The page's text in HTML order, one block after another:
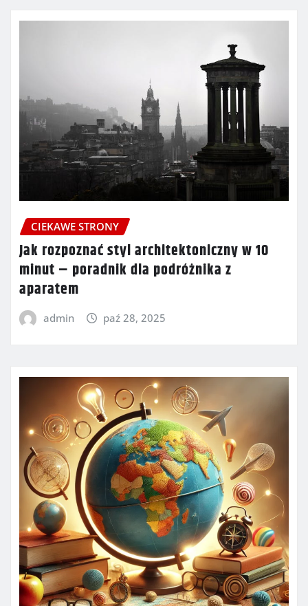
CIEKAWE STRONY
Jak rozpoznać styl architektoniczny w 10
minut – poradnik dla podróżnika z
aparatem
admin paź 28, 2025